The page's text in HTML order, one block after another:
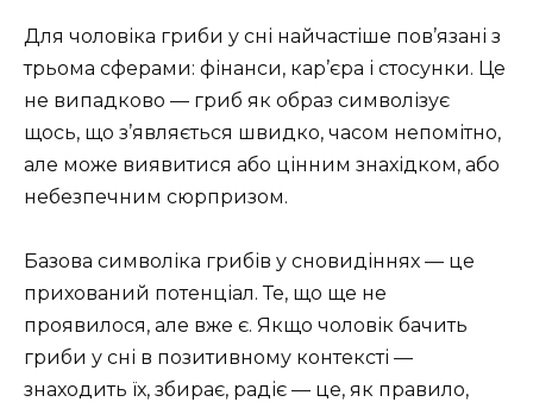
Для чоловіка гриби у сні найчастіше пов’язані з
трьома сферами: фінанси, кар’єра і стосунки. Це
не випадково — гриб як образ символізує
щось, що з’являється швидко, часом непомітно,
але може виявитися або цінним знахідком, або
небезпечним сюрпризом.
Базова символіка грибів у сновидіннях — це
прихований потенціал. Те, що ще не
проявилося, але вже є. Якщо чоловік бачить
гриби у сні в позитивному контексті —
знаходить їх, збирає, радіє — це, як правило,